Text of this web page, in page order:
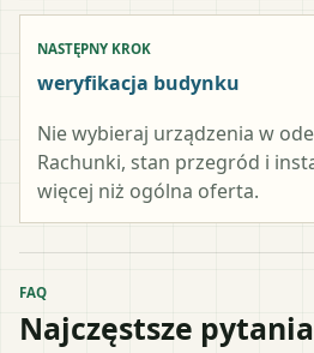
NASTĘPNY KROK
weryfikacja budynku
Nie wybieraj urządzenia w
Rachunki, stan przegród i
więcej niż ogólna oferta.
FAQ
Najczęstsze